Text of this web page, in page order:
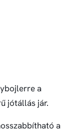
a
jótállás jár.
a